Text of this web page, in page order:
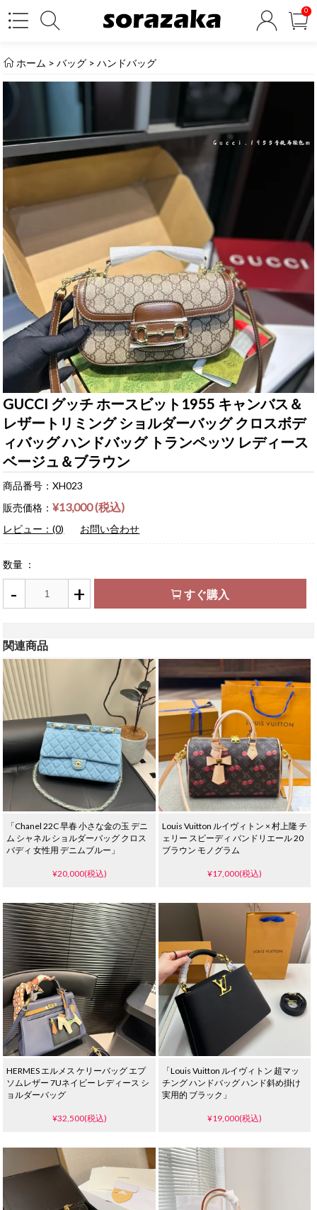
0
ホーム >バッグ >ハンドバッグ
GUCCI グッチ ホースビット1955 キャンバス＆
レザートリミング ショルダーバッグ クロスボデ
ィバッグ ハンドバッグ トランペッツ レディース
ベージュ＆ブラウン
商品番号：XH023
販売価格：¥13,000 (税込)
レビュー：(0) お問い合わせ
数量 ：
- + すぐ購入
関連商品
「Chanel 22C 早春 小さな金の玉 デニ
ム シャネル ショルダーバッグ クロス
バディ 女性用 デニムブルー」
¥20,000(税込)
Louis Vuitton ルイヴィトン × 村上隆 チ
ェリー スピーディ バンドリエール 20
ブラウン モノグラム
¥17,000(税込)
HERMES エルメス ケリーバッグ エプ
ソムレザー 7Uネイビー レディース シ
ョルダーバッグ
¥32,500(税込)
「Louis Vuitton ルイヴィトン 超マッ
チング ハンドバッグ ハンド斜め掛け
実用的 ブラック」
¥19,000(税込)